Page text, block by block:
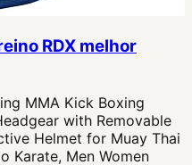
RDX melhor
MMA Kick Boxing
with Removable
Helmet for Muay Thai
Karate, Men Women